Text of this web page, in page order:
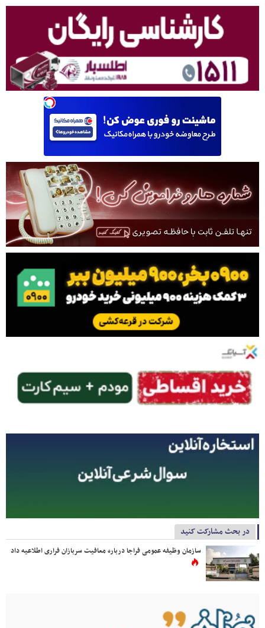
در بحث مشارکت کنید
سازمان وظیفه عمومی فراجا درباره معافیت سربازان فراری اطلاعیه داد